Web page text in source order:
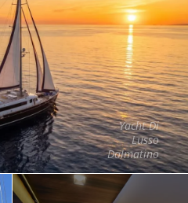
Yacht Di
Lusso
Dalmatino